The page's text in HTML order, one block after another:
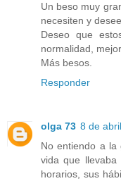
Un beso muy
necesiten y
Deseo que
normalidad,
Más besos.
Responder
olga 73 8 de
No entiendo a la
vida que llevaba
horarios, sus